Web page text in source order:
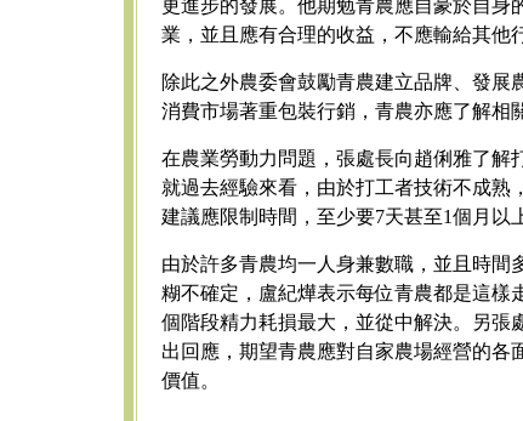
更進步的發展。他期勉青農應自豪於自身
業，並且應有合理的收益，不應輸給其他
除此之外農委會鼓勵青農建立品牌、發
消費市場著重包裝行銷，青農亦應了解相
在農業勞動力問題，張處長向趙俐雅了解
就過去經驗來看，由於打工者技術不成
建議應限制時間，至少要7天甚至1個月以
由於許多青農均一人身兼數職，並且時間
糊不確定，盧紀燁表示每位青農都是這樣
個階段精力耗損最大，並從中解決。另張
出回應，期望青農應對自家農場經營的
價值。